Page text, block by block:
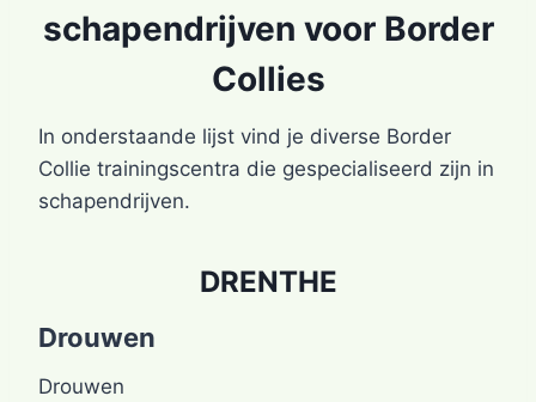
schapendrijven voor Border
Collies
In onderstaande lijst vind je diverse Border
Collie trainingscentra die gespecialiseerd zijn in
schapendrijven.
DRENTHE
Drouwen
Drouwen